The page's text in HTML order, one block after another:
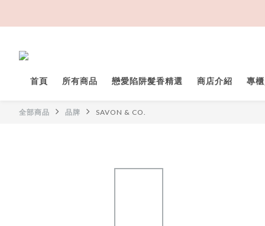
首頁 所有商品 戀愛陷阱髮香精選 商店介紹 專
全部商品 品牌 SAVON & CO.